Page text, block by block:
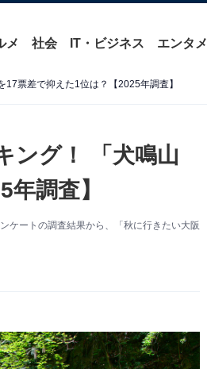
メ 社会 IT・ビジネス エンタメ
票差で抑えた1位は？【2025年調査】
ング！ 「犬鳴山
調査】
ケートの調査結果から、「秋に行きたい大阪